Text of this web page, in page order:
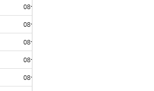
08-01
08-01
08-01
08-01
08-01